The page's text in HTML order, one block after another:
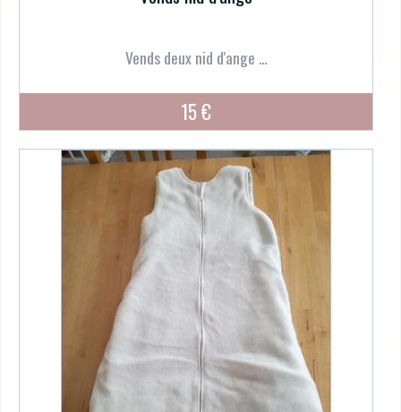
Vends deux nid d'ange ...
15 €